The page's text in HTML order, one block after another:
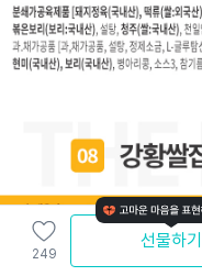
249
선물하기